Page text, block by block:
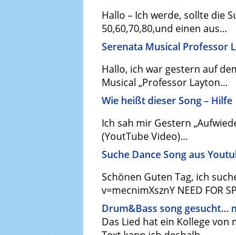
Hallo – Ich werde, sollte die
50,60,70,80,und einen aus...
Serenata Musical Professor
Hallo, ich war gestern auf
Musical „Professor Layton...
Wie heißt dieser Song – Hilfe
Ich sah mir Gestern
(YoutTube Video)...
Suche Dance Song aus
Schönen Guten Tag, ich
v=mecnimXsznY NEED FOR
Drum&Bass song gesucht…
Das Lied hat ein Kollege